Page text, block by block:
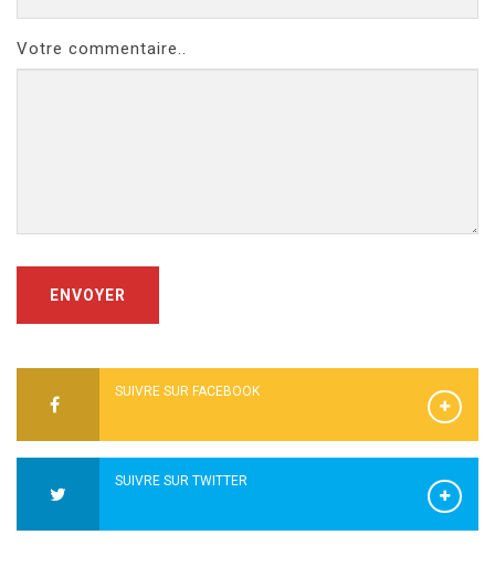
Votre commentaire..
ENVOYER
SUIVRE SUR FACEBOOK
SUIVRE SUR TWITTER